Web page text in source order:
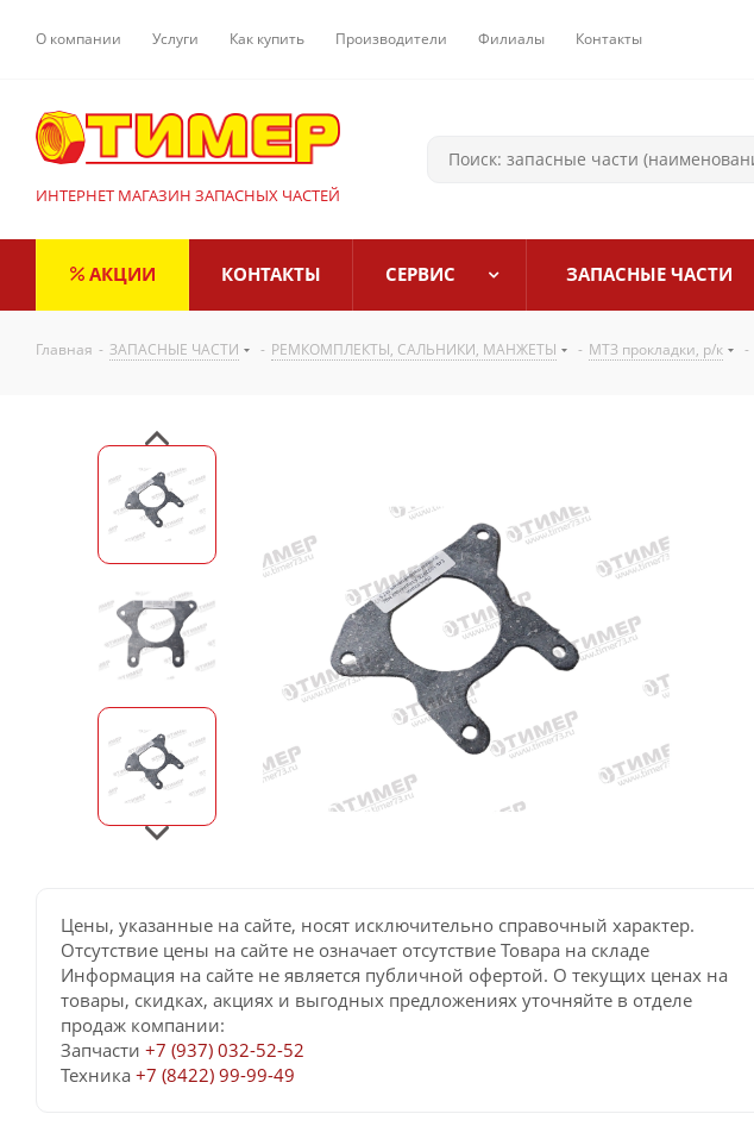
О компании Услуги Как купить Производители Филиалы Контакты
ИНТЕРНЕТ МАГАЗИН ЗАПАСНЫХ ЧАСТЕЙ
АКЦИИ КОНТАКТЫ СЕРВИС ЗАПАСНЫЕ ЧАСТИ
Главная - ЗАПАСНЫЕ ЧАСТИ - РЕМКОМПЛЕКТЫ, САЛЬНИКИ, МАНЖЕТЫ - МТЗ прокладки, р/к -
Цены, указанные на сайте, носят исключительно справочный характер.
Отсутствие цены на сайте не означает отсутствие Товара на складе
Информация на сайте не является публичной офертой. О текущих ценах на
товары, скидках, акциях и выгодных предложениях уточняйте в отделе
продаж компании:
Запчасти +7 (937) 032-52-52
Техника +7 (8422) 99-99-49